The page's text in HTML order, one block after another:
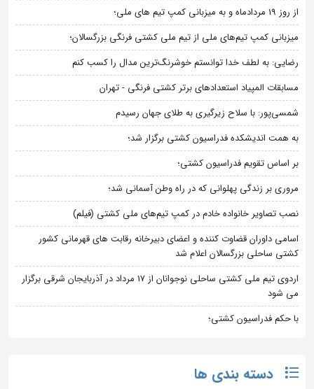
از روز 19 مردادماه و به میزبانی کمپ تیم های ملی؛
میزبانی کمپ تیم‌های ملی از تیم ملی کشتی فرنگی بزرگسالان؛
رضایی: به لطف خدا توانستم خوشرنگ‌ترین مدال را کسب کنم
مسابقات المپیاد استعدادهای برتر کشتی فرنگی - تهران
شمسی‌پور: با سلاح زیرگیری به طلای جهان رسیدم
به همت اندیشکده فدراسیون کشتی برگزار شد؛
بر اساس تقویم فدراسیون کشتی؛
مروری بر زندگی پهلوانی که در راه وطن آسمانی شد؛
نصب تصاویر خانواده خادم در کمپ تیم‌های ملی کشتی (فیلم)
اسامی داوران قضاوت کننده و اعضای دبیرخانه رقابت های قهرمانی کشور
کشتی ساحلی بزرگسالان اعلام شد
اردوی تیم ملی کشتی ساحلی نوجوانان از 17 مرداد در آذربایجان شرقی برگزار
می شود
با حکم فدراسیون کشتی؛
دسته بندی ها